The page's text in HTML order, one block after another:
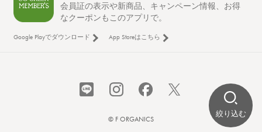
絞り込む
会員証の表示や新商品、キャンペーン情報、お得
なクーポンもこのアプリで。
Google Playでダウンロード App Storeはこちら
© F ORGANICS